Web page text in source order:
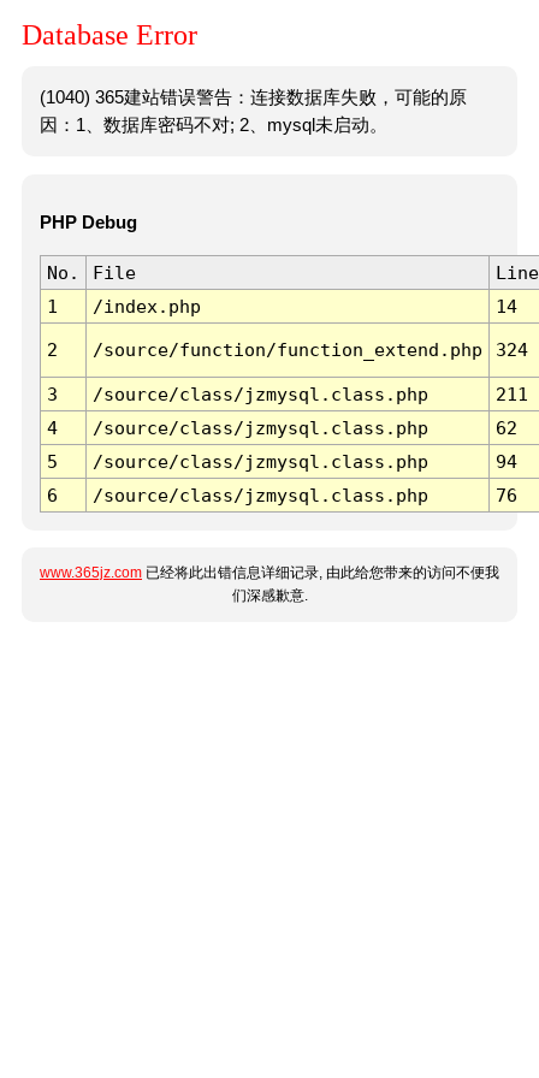
Database Error
(1040) 365建站错误警告：连接数据库失败，可能的原
因：1、数据库密码不对; 2、mysql未启动。
PHP Debug
No. File
Line
1
/index.php 14
2 /source/function/function_extend.php 324
3 /source/class/jzmysql.class.php
211
4
/source/class/jzmysql.class.php
62
5
/source/class/jzmysql.class.php
94
6
/source/class/jzmysql.class.php 76
www.365jz.com 已经将此出错信息详细记录, 由此给您带来的访问不便我
们深感歉意.